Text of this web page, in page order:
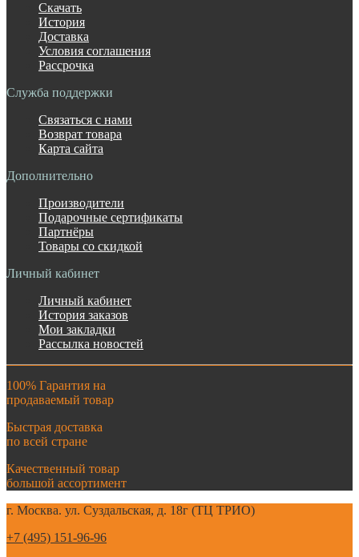
Скачать
История
Доставка
Условия соглашения
Рассрочка
Служба поддержки
Связаться с нами
Возврат товара
Карта сайта
Дополнительно
Производители
Подарочные сертификаты
Партнёры
Товары со скидкой
Личный кабинет
Личный кабинет
История заказов
Мои закладки
Рассылка новостей
100% Гарантия на
продаваемый товар
Быстрая доставка
по всей стране
Качественный товар
большой ассортимент
г. Москва. ул. Суздальская, д. 18г (ТЦ ТРИО)
+7 (495) 151-96-96